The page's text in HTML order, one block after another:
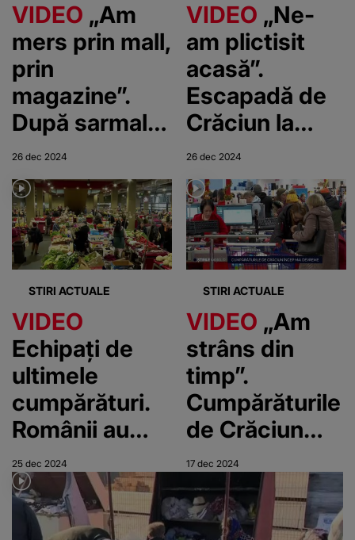
VIDEO „Am
mers prin mall,
prin
magazine”.
După sarmale
urmează fast-
food
26 dec 2024
VIDEO „Ne-
am plictisit
acasă”.
Escapadă de
Crăciun la
supermarket
26 dec 2024
STIRI ACTUALE
VIDEO
Echipați de
ultimele
cumpărături.
Românii au
luat cu asalt
magazinele,
prin ploaie
25 dec 2024
STIRI ACTUALE
VIDEO „Am
strâns din
timp”.
Cumpărăturile
de Crăciun
încep mai
devreme
17 dec 2024